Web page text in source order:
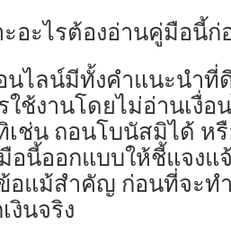
อะไรต้องอ่านคู่มือนี้ก่
นไลน์มีทั้งคำแนะนำ
ช้งานโดยไม่อ่านเงื่อ
เช่น ถอนโบนัสมิได้ ห
อนี้ออกแบบให้ชี้แจงแ
อแม้สำคัญ ก่อนที่จะท
งินจริง